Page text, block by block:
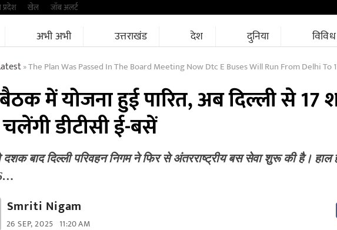
खेल जॉब अलर्ट
अभी अभी उत्तराखंड देश दुनिया विविध
»The Plan Was Passed In The Board Meeting Now Dtc E Buses Will Run From Delhi To
बैठक में योजना हुई पारित, अब दिल्ली से 17
डीटीसी ई-बसें
दशक बाद दिल्ली परिवहन निगम ने फिर से अंतरराष्ट्रीय बस सेवा शुरू की है। हाल
Smriti Nigam
26 SEP, 2025 11:20 AM